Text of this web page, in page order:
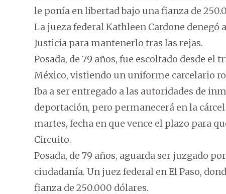
le ponía en libertad bajo una fianza de
La jueza federal Kathleen Cardone
Justicia para mantenerlo tras las rejas.
Posada, de 79 años, fue escoltado desde el
México, vistiendo un uniforme carcelario
Iba a ser entregado a las autoridades de
deportación, pero permanecerá en la
martes, fecha en que vence el plazo para
Circuito.
Posada, de 79 años, aguarda ser juzgado
ciudadanía. Un juez federal en El Paso,
fianza de 250.000 dólares.